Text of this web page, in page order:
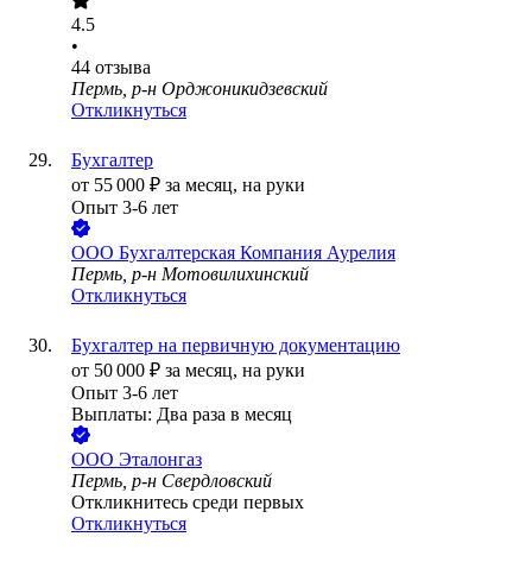
4.5
•
44 отзыва
Пермь, р-н Орджоникидзевский
Откликнуться
Бухгалтер
от 55 000 ₽ за месяц, на руки
Опыт 3-6 лет
ООО Бухгалтерская Компания Аурелия
Пермь, р-н Мотовилихинский
Откликнуться
Бухгалтер на первичную документацию
от 50 000 ₽ за месяц, на руки
Опыт 3-6 лет
Выплаты: Два раза в месяц
ООО Эталонгаз
Пермь, р-н Свердловский
Откликнитесь среди первых
Откликнуться